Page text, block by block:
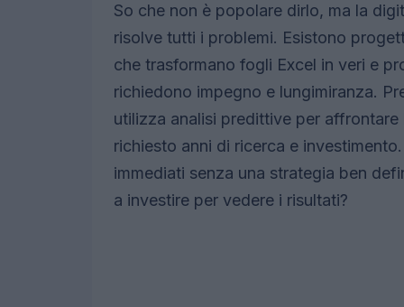
So che non è popolare dirlo, ma la
risolve tutti i problemi. Esistono
che trasformano fogli Excel in veri e
richiedono impegno e lungimiranza.
utilizza analisi predittive per affrontare
richiesto anni di ricerca e
immediati senza una strategia ben
a investire per vedere i risultati?